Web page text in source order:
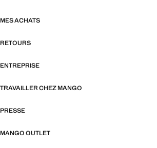
MES ACHATS
RETOURS
ENTREPRISE
TRAVAILLER CHEZ MANGO
PRESSE
MANGO OUTLET